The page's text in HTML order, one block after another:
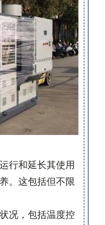
行和延长其使用
。这包括但不限
况，包括温度控